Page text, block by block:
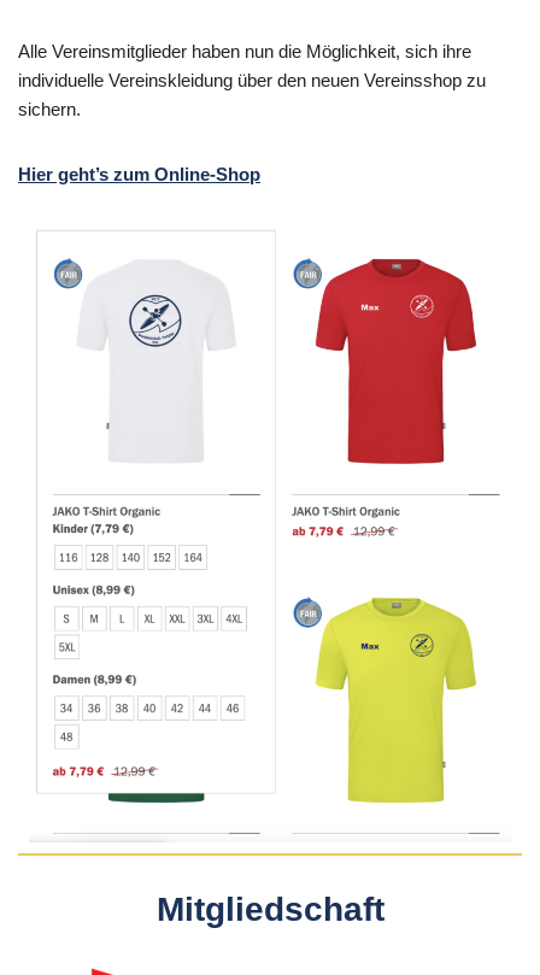
Alle Vereinsmitglieder haben nun die Möglichkeit, sich ihre
individuelle Vereinskleidung über den neuen Vereinsshop zu
sichern.
Hier geht’s zum Online-Shop
Mitgliedschaft